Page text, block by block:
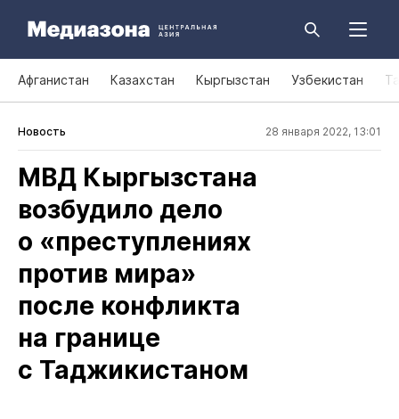
Афганистан Казахстан Кыргызстан Узбекистан
Новость 28 января 2022, 13:01
МВД Кыргызстана
возбудило дело
о «преступлениях
против мира»
после конфликта
на границе
с Таджикистаном